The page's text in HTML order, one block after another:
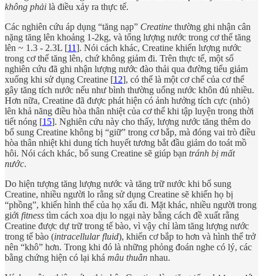
không phải là điều xảy ra thực tế.
Các nghiên cứu áp dụng “tăng nạp” Creatine thường ghi nhận cân
nặng tăng lên khoảng 1-2kg, và tổng lượng nước trong cơ thể tăng
lên ~ 1.3 - 2.3L [11]. Nói cách khác, Creatine khiến lượng nước
trong cơ thể tăng lên, chứ không giảm đi. Trên thực tế, một số
nghiên cứu đã ghi nhận lượng nước đào thải qua đường tiểu giảm
xuống khi sử dụng Creatine [12], có thể là một cơ chế của cơ thể
gây tăng tích nước nếu như bình thường uống nước khôn đủ nhiều.
Hơn nữa, Creatine đã được phát hiện có ảnh hưởng tích cực (nhỏ)
lên khả năng điều hòa thân nhiệt của cơ thể khi tập luyện trong thời
tiết nóng [15]. Nghiên cứu này cho thấy, lượng nước tăng thêm do
bổ sung Creatine không bị “giữ” trong cơ bắp, mà đóng vai trò điều
hòa thân nhiệt khi dung tích huyết tương bắt đầu giảm do toát mồ
hôi. Nói cách khác, bổ sung Creatine sẽ giúp bạn tránh bị mất
nước.
Do hiện tượng tăng lượng nước và tăng trữ nước khi bổ sung
Creatine, nhiều người lo rằng sử dụng Creatine sẽ khiến họ bị
“phồng”, khiến hình thể của họ xấu đi. Mặt khác, nhiều người trong
giới fitness tìm cách xoa dịu lo ngại này bằng cách đề xuất rằng
Creatine được dự trữ trong tế bào, vì vậy chỉ làm tăng lượng nước
trong tế bào (intracellular fluid), khiến cơ bắp to hơn và hình thể trở
nên “khô” hơn. Trong khi đó là những phỏng đoán nghe có lý, các
bằng chứng hiện có lại khá mâu thuẫn nhau.